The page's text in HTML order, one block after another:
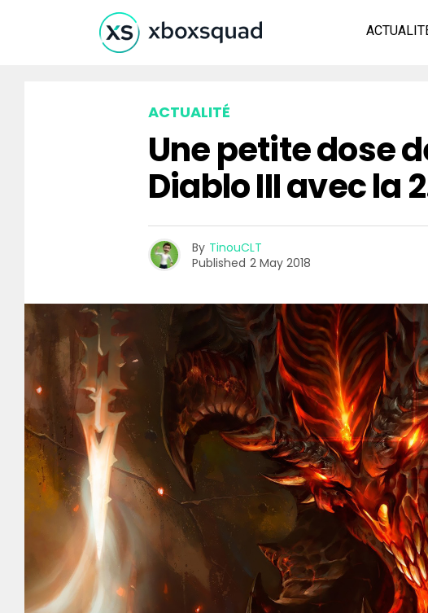
ACTUALITÉ
Une petite dose
Diablo III avec la
By TinouCLT
Published 2 May 2018